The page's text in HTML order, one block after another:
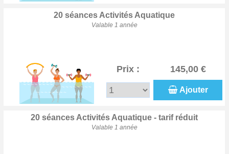
20 séances Activités Aquatique
Valable 1 année
Prix : 145,00 €
Ajouter
20 séances Activités Aquatique - tarif réduit
Valable 1 année